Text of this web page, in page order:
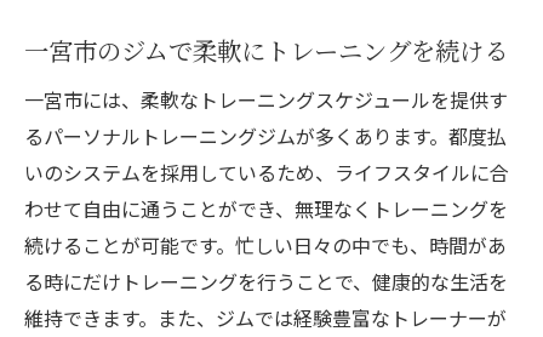
一宮市のジムで柔軟にトレーニングを続ける
一宮市には、柔軟なトレーニングスケジュールを提供す
るパーソナルトレーニングジムが多くあります。都度払
いのシステムを採用しているため、ライフスタイルに合
わせて自由に通うことができ、無理なくトレーニングを
続けることが可能です。忙しい日々の中でも、時間があ
る時にだけトレーニングを行うことで、健康的な生活を
維持できます。また、ジムでは経験豊富なトレーナーが